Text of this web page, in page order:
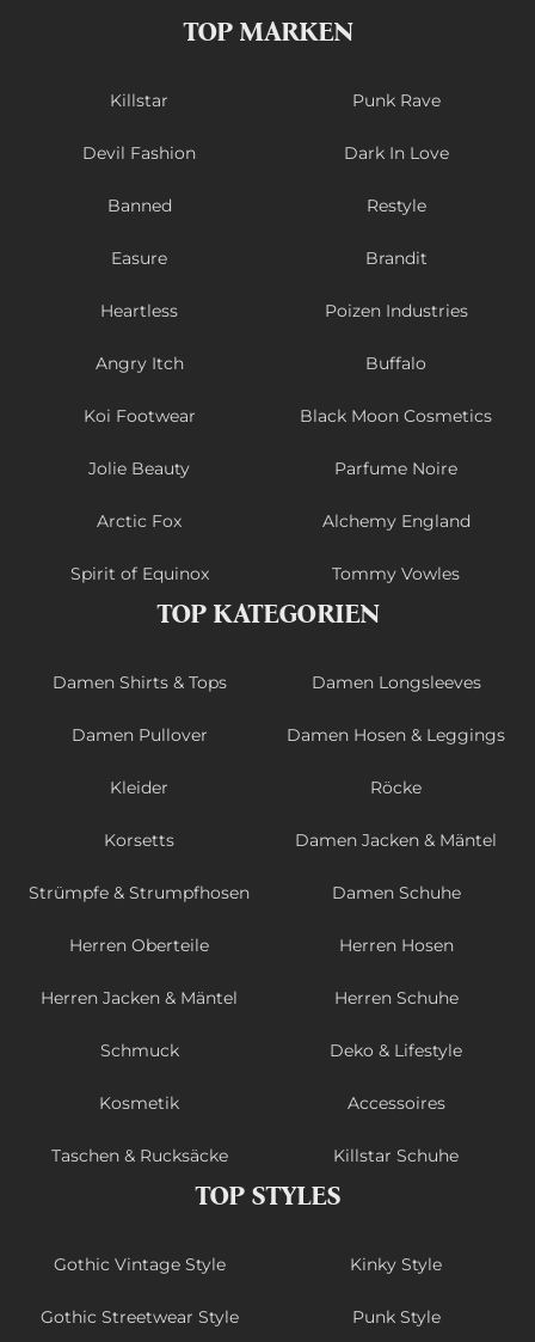
TOP MARKEN
Killstar Punk Rave
Devil Fashion Dark In Love
Banned Restyle
Easure Brandit
Heartless Poizen Industries
Angry Itch Buffalo
Koi Footwear Black Moon Cosmetics
Jolie Beauty Parfume Noire
Arctic Fox Alchemy England
Spirit of Equinox Tommy Vowles
TOP KATEGORIEN
Damen Shirts & Tops Damen Longsleeves
Damen Pullover Damen Hosen & Leggings
Kleider Röcke
Korsetts Damen Jacken & Mäntel
Strümpfe & Strumpfhosen Damen Schuhe
Herren Oberteile Herren Hosen
Herren Jacken & Mäntel Herren Schuhe
Schmuck Deko & Lifestyle
Kosmetik Accessoires
Taschen & Rucksäcke Killstar Schuhe
TOP STYLES
Gothic Vintage Style Kinky Style
Gothic Streetwear Style Punk Style